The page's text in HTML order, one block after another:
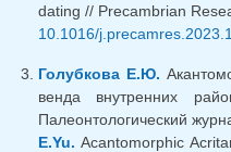
dating // Precambrian
10.1016/
Голубкова Е.Ю.
венда внутренних
Палеонтологический
E.Yu. Acantomorphic